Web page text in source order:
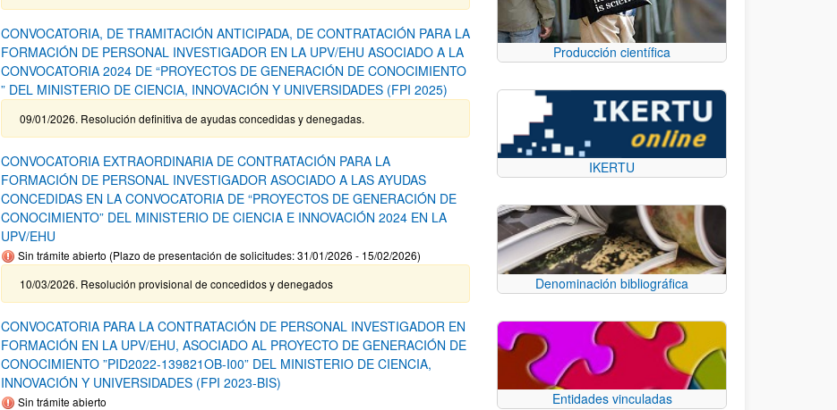
CONVOCATORIA, DE TRAMITACIÓN ANTICIPADA, DE CONTRATACIÓN PARA LA
FORMACIÓN DE PERSONAL INVESTIGADOR EN LA UPV/EHU ASOCIADO A LA
CONVOCATORIA 2024 DE “PROYECTOS DE GENERACIÓN DE CONOCIMIENTO
” DEL MINISTERIO DE CIENCIA, INNOVACIÓN Y UNIVERSIDADES (FPI 2025)
09/01/2026. Resolución definitiva de ayudas concedidas y denegadas.
CONVOCATORIA EXTRAORDINARIA DE CONTRATACIÓN PARA LA
FORMACIÓN DE PERSONAL INVESTIGADOR ASOCIADO A LAS AYUDAS
CONCEDIDAS EN LA CONVOCATORIA DE “PROYECTOS DE GENERACIÓN DE
CONOCIMIENTO” DEL MINISTERIO DE CIENCIA E INNOVACIÓN 2024 EN LA
UPV/EHU
Sin trámite abierto (Plazo de presentación de solicitudes: 31/01/2026 - 15/02/2026)
10/03/2026. Resolución provisional de concedidos y denegados
CONVOCATORIA PARA LA CONTRATACIÓN DE PERSONAL INVESTIGADOR EN
FORMACIÓN EN LA UPV/EHU, ASOCIADO AL PROYECTO DE GENERACIÓN DE
CONOCIMIENTO ”PID2022-139821OB-I00” DEL MINISTERIO DE CIENCIA,
INNOVACIÓN Y UNIVERSIDADES (FPI 2023-BIS)
Sin trámite abierto
Producción científica
IKERTU
Denominación bibliográfica
Entidades vinculadas